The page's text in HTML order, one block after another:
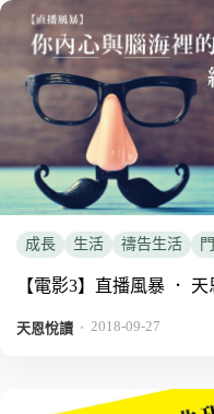
成長 生活 禱告生活
【電影3】直播風暴 ．
天恩悅讀 ． 2018-09-27